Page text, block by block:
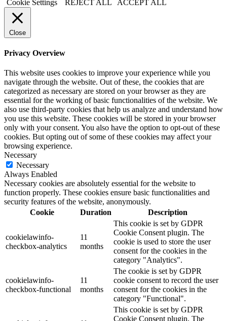
Cookie Settings
REJECT ALL ACCEPT ALL
Close
Privacy Overview
This website uses cookies to improve your experience while you
navigate through the website. Out of these, the cookies that are
categorized as necessary are stored on your browser as they are
essential for the working of basic functionalities of the website. We
also use third-party cookies that help us analyze and understand how
you use this website. These cookies will be stored in your browser
only with your consent. You also have the option to opt-out of these
cookies. But opting out of some of these cookies may affect your
browsing experience.
Necessary
Necessary
Always Enabled
Necessary cookies are absolutely essential for the website to
function properly. These cookies ensure basic functionalities and
security features of the website, anonymously.
Cookie
Duration Description
cookielawinfo-
checkbox-analytics
11
months
This cookie is set by GDPR
Cookie Consent plugin. The
cookie is used to store the user
consent for the cookies in the
category "Analytics".
cookielawinfo-
checkbox-functional
11
months
The cookie is set by GDPR
cookie consent to record the user
consent for the cookies in the
category "Functional".
This cookie is set by GDPR
Cookie Consent plugin. The